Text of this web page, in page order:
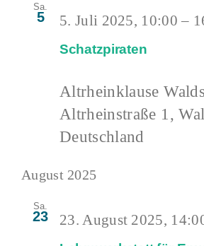
Sa.
5
Schatzpiraten
5. Juli 2025, 10:00 –
Altrheinklause
Altrheinstraße 1,
Deutschland
August 2025
Sa.
23 23. August 2025,